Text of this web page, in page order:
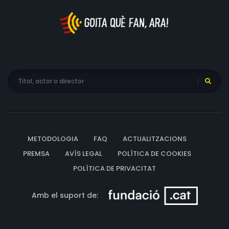
procés artesanal de laboratori, fet que reforça la
dimensió material i sensorial de la pel·lícula.
METODOLOGIA FAQ
ACTUALITZACIONS
PREMSA
AVÍS LEGAL
POLÍTICA DE COOKIES
POLÍTICA DE PRIVACITAT
Amb el suport de: